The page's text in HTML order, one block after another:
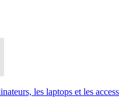
les laptops et les